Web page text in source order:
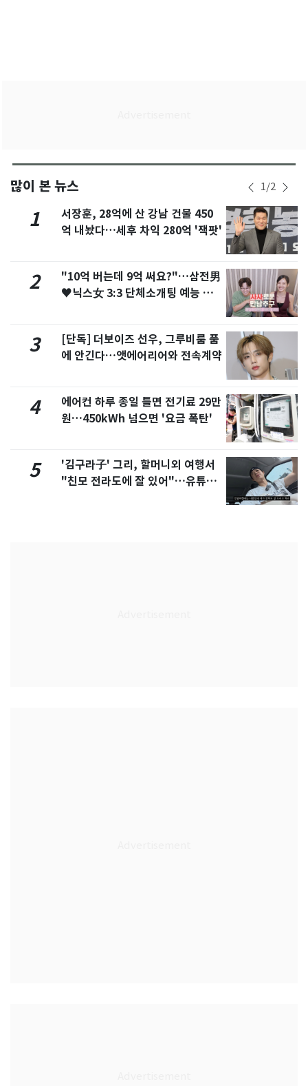
많이 본 뉴스 1/2
1
서장훈, 28억에 산 강남 건물 450
억 내놨다…세후 차익 280억 '잭팟'
2
"10억 버는데 9억 써요?"…삼전男
♥닉스女 3:3 단체소개팅 예능 화
3
[단독] 더보이즈 선우, 그루비룸 품
에 안긴다…앳에어리어와 전속계약
4
에어컨 하루 종일 틀면 전기료 29만
원…450kWh 넘으면 '요금 폭탄'
5
'김구라子' 그리, 할머니외 여행서
"친모 전라도에 잘 있어"…유튜브